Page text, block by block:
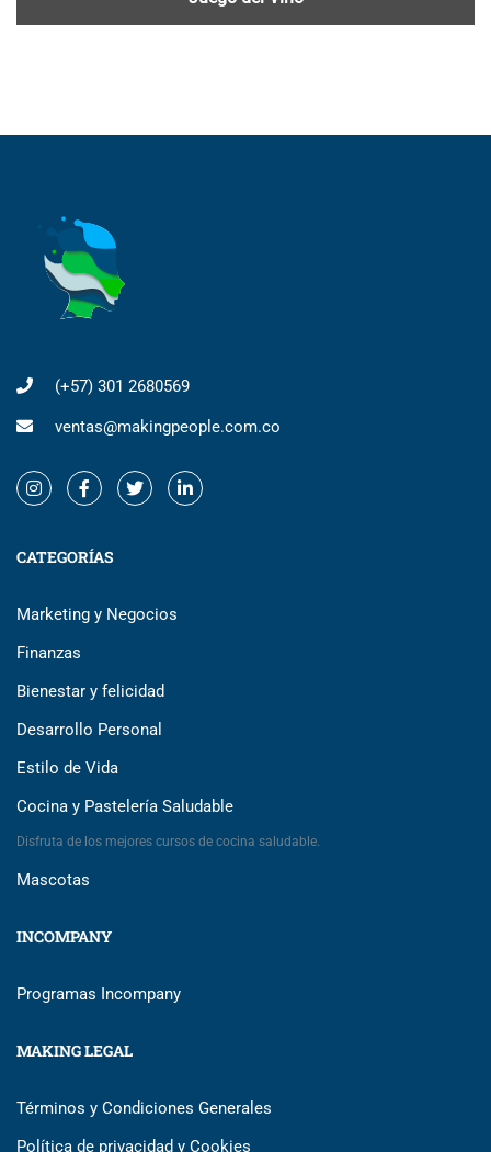
(+57) 301 2680569
ventas@makingpeople.com.co
CATEGORÍAS
Marketing y Negocios
Finanzas
Bienestar y felicidad
Desarrollo Personal
Estilo de Vida
Cocina y Pastelería Saludable
Disfruta de los mejores cursos de cocina saludable.
Mascotas
INCOMPANY
Programas Incompany
MAKING LEGAL
Términos y Condiciones Generales
Política de privacidad y Cookies